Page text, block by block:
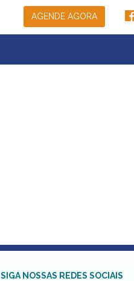
AGENDE AGORA
SIGA NOSSAS REDES SOCIAIS